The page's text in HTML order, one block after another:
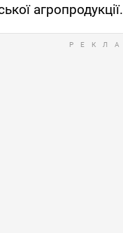
агропродукції.